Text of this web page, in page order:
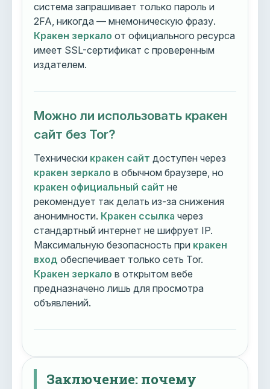
система запрашивает только пароль и
2FA, никогда — мнемоническую фразу.
Кракен зеркало от официального ресурса
имеет SSL-сертификат с проверенным
издателем.
Можно ли использовать кракен
сайт без Tor?
Технически кракен сайт доступен через
кракен зеркало в обычном браузере, но
кракен официальный сайт не
рекомендует так делать из-за снижения
анонимности. Кракен ссылка через
стандартный интернет не шифрует IP.
Максимальную безопасность при кракен
вход обеспечивает только сеть Tor.
Кракен зеркало в открытом вебе
предназначено лишь для просмотра
объявлений.
Заключение: почему